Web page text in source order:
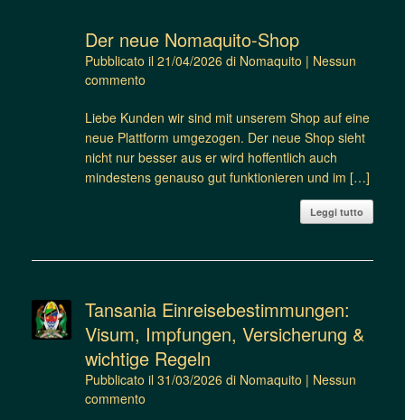
Der neue Nomaquito-Shop
Pubblicato il 21/04/2026 di Nomaquito | Nessun
commento
Liebe Kunden wir sind mit unserem Shop auf eine
neue Plattform umgezogen. Der neue Shop sieht
nicht nur besser aus er wird hoffentlich auch
mindestens genauso gut funktionieren und im […]
Leggi tutto
Tansania Einreisebestimmungen:
Visum, Impfungen, Versicherung &
wichtige Regeln
Pubblicato il 31/03/2026 di Nomaquito | Nessun
commento